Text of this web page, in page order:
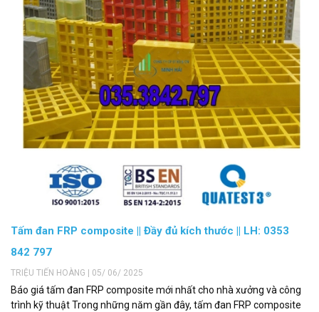
Tấm đan FRP composite || Đầy đủ kích thước || LH: 0353
842 797
TRIỆU TIẾN HOÀNG | 05/ 06/ 2025
Báo giá tấm đan FRP composite mới nhất cho nhà xưởng và công
trình kỹ thuật Trong những năm gần đây, tấm đan FRP composite